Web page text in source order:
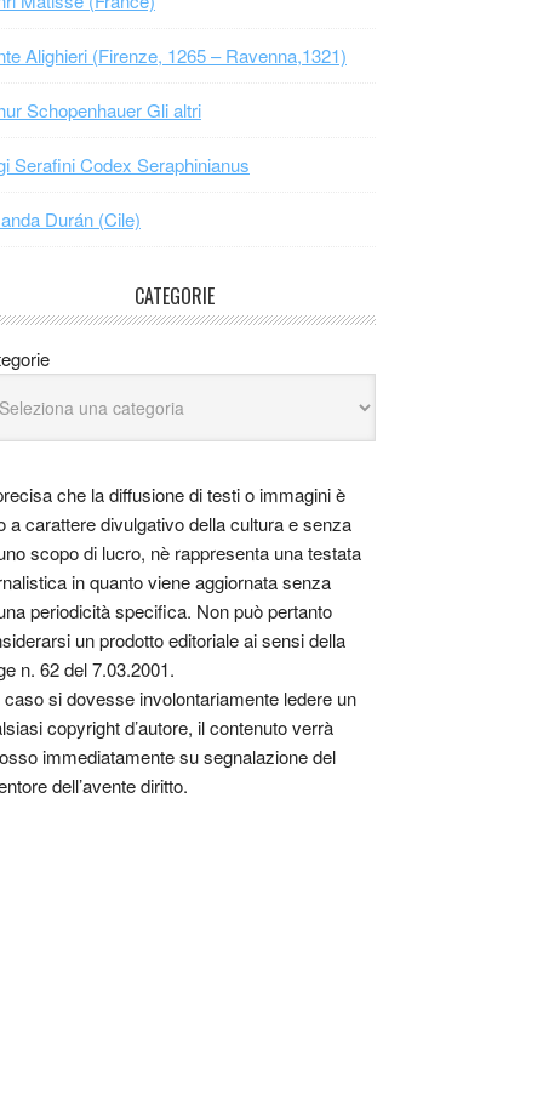
Alighieri (Firenze, 1265 – Ravenna,1321)
Schopenhauer Gli altri
Serafini Codex Seraphinianus
Durán (Cile)
CATEGORIE
che la diffusione di testi o immagini è
a carattere divulgativo della cultura e senza
scopo di lucro, nè rappresenta una testata
in quanto viene aggiornata senza
periodicità specifica. Non può pertanto
un prodotto editoriale ai sensi della
n. 62 del 7.03.2001.
caso si dovesse involontariamente ledere un
copyright d’autore, il contenuto verrà
immediatamente su segnalazione del
dell’avente diritto.